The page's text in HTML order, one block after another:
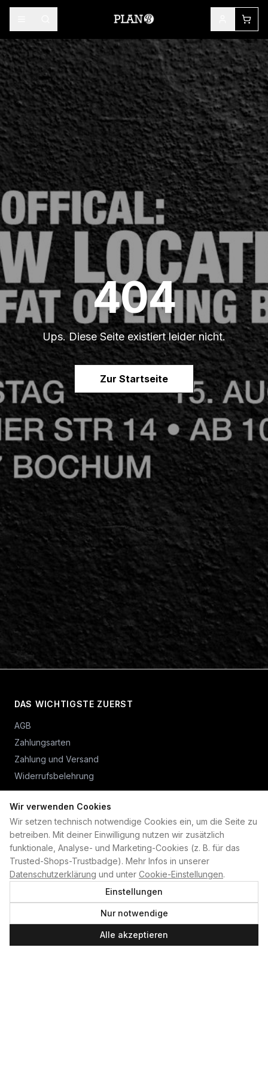
Wir verwenden Cookies
Wir setzen technisch notwendige Cookies ein, um die Seite zu
betreiben. Mit deiner Einwilligung nutzen wir zusätzlich
funktionale, Analyse- und Marketing-Cookies (z. B. für das
Trusted-Shops-Trustbadge). Mehr Infos in unserer
Datenschutzerklärung und unter Cookie-Einstellungen.
Einstellungen
Nur notwendige
Alle akzeptieren
404
Ups. Diese Seite existiert leider nicht.
Zur Startseite
DAS WICHTIGSTE ZUERST
AGB
Zahlungsarten
Zahlung und Versand
Widerrufsbelehrung
PLAN B
Home
Kontakt
Impressum
Datenschutzerklärung